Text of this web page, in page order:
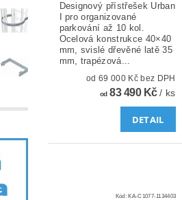
Designový přístřešek Urban
I pro organizované
parkování až 10 kol.
Ocelová konstrukce 40×40
mm, svislé dřevěné latě 35
mm, trapézová...
od 69 000 Kč bez DPH
od83 490 Kč/ ks
DETAIL
Kód:KA-C1077-1134403